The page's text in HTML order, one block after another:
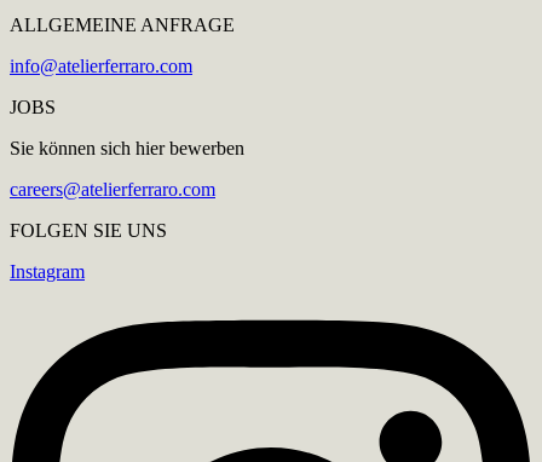
ALLGEMEINE ANFRAGE
info@atelierferraro.com
JOBS
Sie können sich hier bewerben
careers@atelierferraro.com
FOLGEN SIE UNS
Instagram